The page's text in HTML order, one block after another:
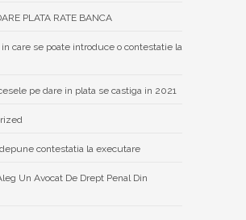
PLATA RATE BANCA
care se poate introduce o contestatie la
pe dare in plata se castiga in 2021
contestatia la executare
Un Avocat De Drept Penal Din